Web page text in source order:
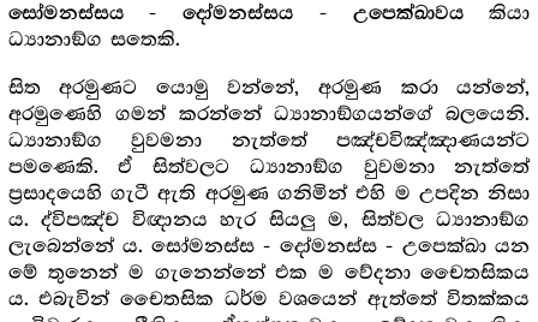
සෝමනස්සය - දෝමනස්සය - උපෙක්ඛාවය කියා
ධ්‍යානාඞ්ග සතෙකි.
සිත අරමුණට යොමු වන්නේ, අරමුණ කරා යන්නේ,
අරමුණෙහි ගමන් කරන්නේ ධ්‍යානාඞ්ගයන්ගේ බලයෙනි.
ධ්‍යානාඞ්ග වුවමනා නැත්තේ පඤ්චවිඤ්ඤාණයන්ට
පමණෙකි. ඒ සිත්වලට ධ්‍යානාඞ්ග වුවමනා නැත්තේ
ප්‍ර‍සාදයෙහි ගැටී ඇති අරමුණ ගනිමින් එහි ම උපදින නිසා
ය. ද්විපඤ්ච විඥානය හැර සියලු ම, සිත්වල ධ්‍යානාඞ්ග
ලැබෙන්නේ ය. සෝමනස්ස - දෝමනස්ස - උපෙක්ඛා යන
මේ තුනෙන් ම ගැනෙන්නේ එක ම වේදනා චෛතසිකය
ය. එබැවින් චෛතසික ධර්ම වශයෙන් ඇත්තේ විතක්කය